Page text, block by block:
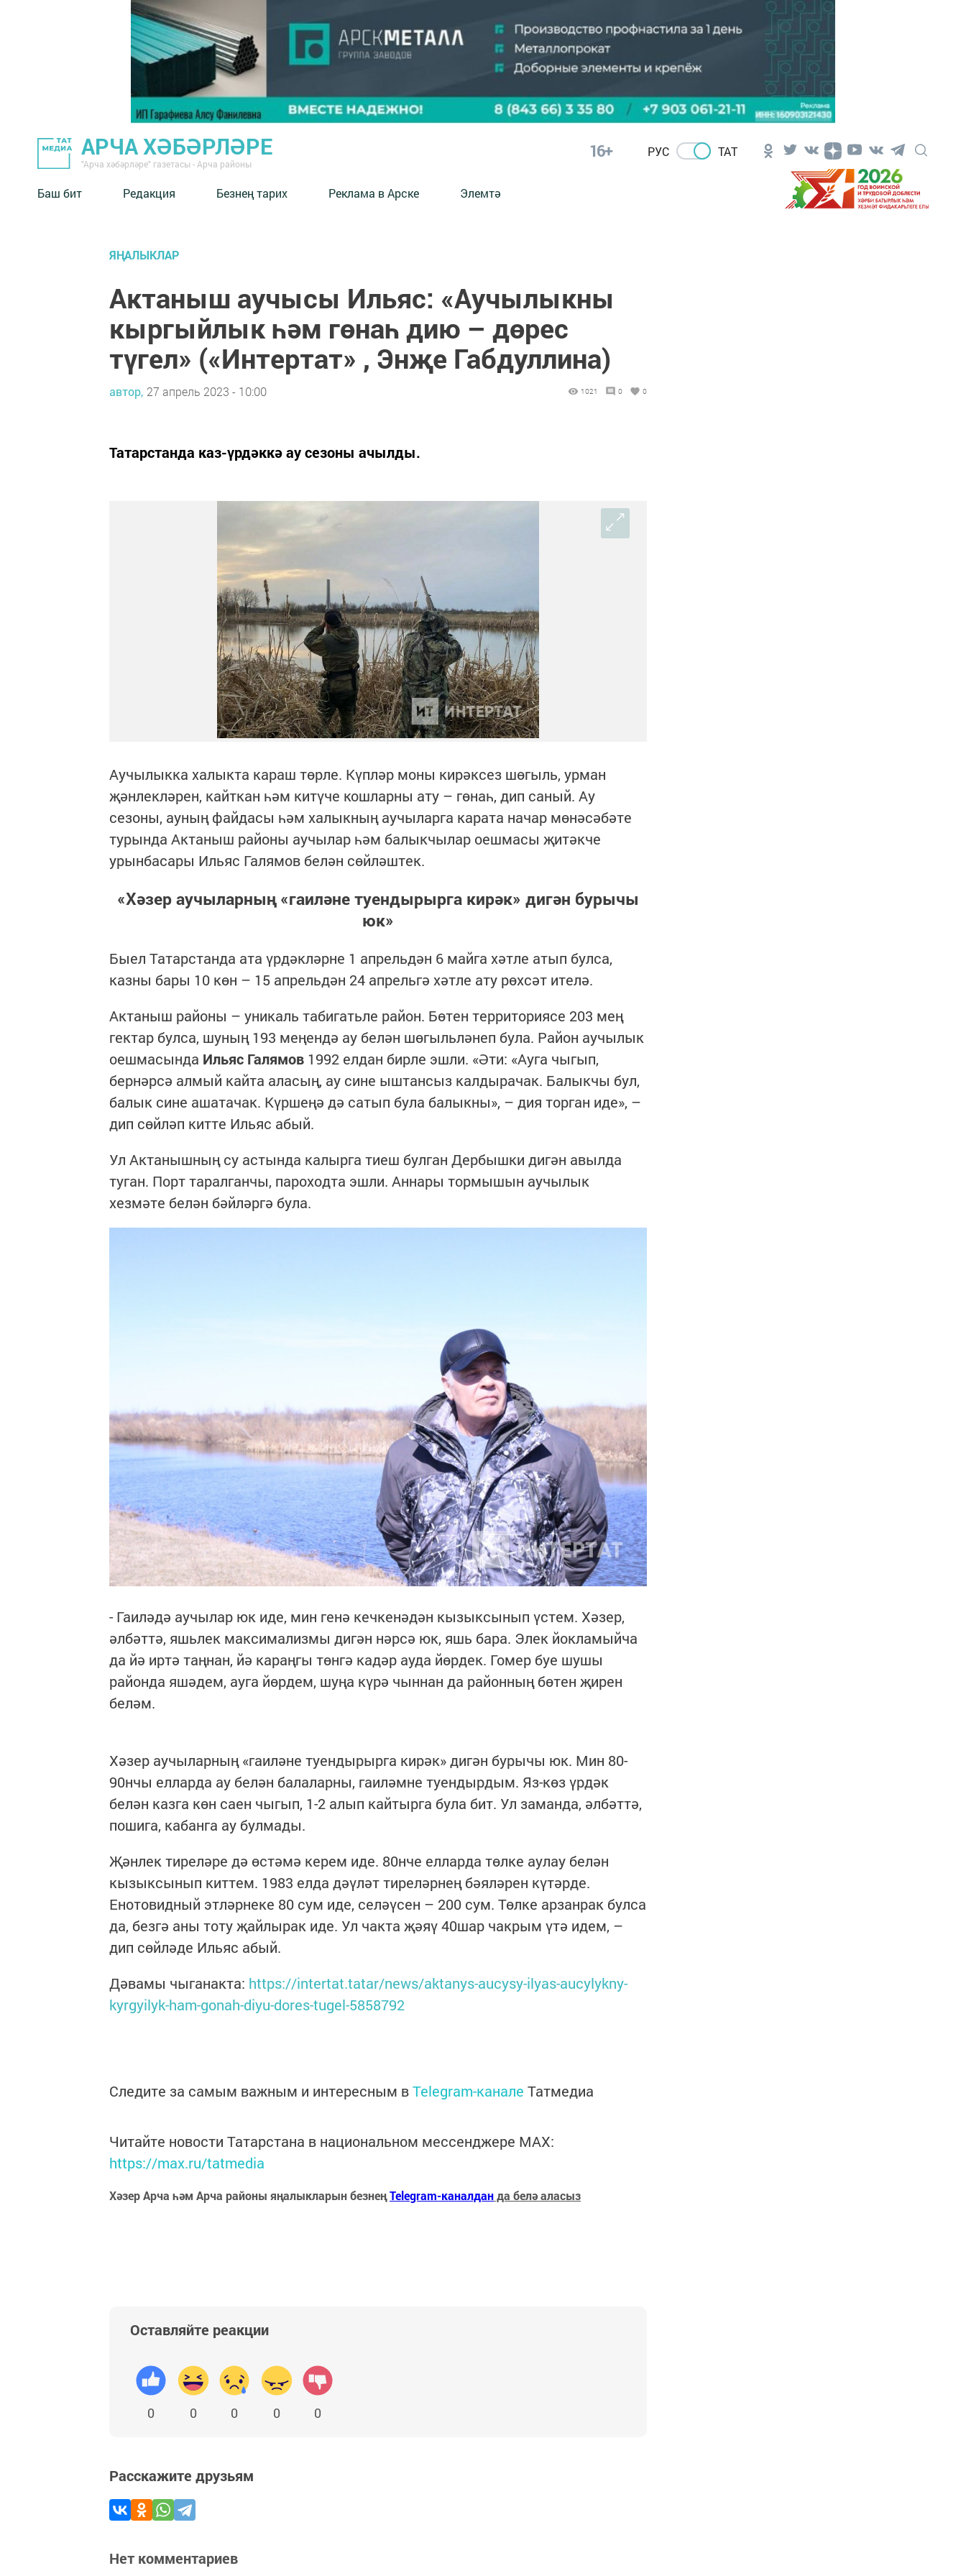
АРЧА ХӘБӘРЛӘРЕ
"Арча хәбәрләре" газетасы - Арча районы
16+ РУС ТАТ
Баш бит Редакция Безнең тарих Реклама в Арске Элемтә
ЯҢАЛЫКЛАР
Актаныш аучысы Ильяс: «Аучылыкны
кыргыйлык һәм гөнаһ дию – дөрес
түгел» («Интертат» , Энҗе Габдуллина)
автор, 27 апрель 2023 - 10:00 1021 0 0
Татарстанда каз-үрдәккә ау сезоны ачылды.
Аучылыкка халыкта караш төрле. Күпләр моны кирәксез шөгыль, урман
җәнлекләрен, кайткан һәм китүче кошларны ату – гөнаһ, дип саный. Ау
сезоны, ауның файдасы һәм халыкның аучыларга карата начар мөнәсәбәте
турында Актаныш районы аучылар һәм балыкчылар оешмасы җитәкче
урынбасары Ильяс Галямов белән сөйләштек.
«Хәзер аучыларның «гаиләне туендырырга кирәк» дигән бурычы
юк»
Быел Татарстанда ата үрдәкләрне 1 апрельдән 6 майга хәтле атып булса,
казны бары 10 көн – 15 апрельдән 24 апрельгә хәтле ату рөхсәт ителә.
Актаныш районы – уникаль табигатьле район. Бөтен территориясе 203 мең
гектар булса, шуның 193 меңендә ау белән шөгыльләнеп була. Район аучылык
оешмасында Ильяс Галямов 1992 елдан бирле эшли. «Әти: «Ауга чыгып,
бернәрсә алмый кайта аласың, ау сине ыштансыз калдырачак. Балыкчы бул,
балык сине ашатачак. Күршеңә дә сатып була балыкны», – дия торган иде», –
дип сөйләп китте Ильяс абый.
Ул Актанышның су астында калырга тиеш булган Дербышки дигән авылда
туган. Порт таралганчы, пароходта эшли. Аннары тормышын аучылык
хезмәте белән бәйләргә була.
- Гаиләдә аучылар юк иде, мин генә кечкенәдән кызыксынып үстем. Хәзер,
әлбәттә, яшьлек максимализмы дигән нәрсә юк, яшь бара. Элек йокламыйча
да йә иртә таңнан, йә караңгы төнгә кадәр ауда йөрдек. Гомер буе шушы
районда яшәдем, ауга йөрдем, шуңа күрә чыннан да районның бөтен җирен
беләм.
Хәзер аучыларның «гаиләне туендырырга кирәк» дигән бурычы юк. Мин 80-
90нчы елларда ау белән балаларны, гаиләмне туендырдым. Яз-көз үрдәк
белән казга көн саен чыгып, 1-2 алып кайтырга була бит. Ул заманда, әлбәттә,
пошига, кабанга ау булмады.
Җәнлек тиреләре дә өстәмә керем иде. 80нче елларда төлке аулау белән
кызыксынып киттем. 1983 елда дәүләт тиреләрнең бәяләрен күтәрде.
Енотовидный этләрнеке 80 сум иде, селәүсен – 200 сум. Төлке арзанрак булса
да, безгә аны тоту җайлырак иде. Ул чакта җәяү 40шар чакрым үтә идем, –
дип сөйләде Ильяс абый.
Дәвамы чыганакта: https://intertat.tatar/news/aktanys-aucysy-ilyas-aucylykny-
kyrgyilyk-ham-gonah-diyu-dores-tugel-5858792
Следите за самым важным и интересным вTelegram-канале Татмедиа
Читайте новости Татарстана в национальном мессенджере MАХ:
https://max.ru/tatmedia
Хәзер Арча һәм Арча районы яңалыкларын безнеңTelegram-каналданда белә аласыз
Оставляйте реакции
0 0 0 0 0
Расскажите друзьям
Нет комментариев